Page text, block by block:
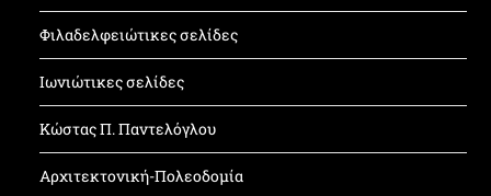
Φιλαδελφειώτικες σελίδες
Ιωνιώτικες σελίδες
Κώστας Π. Παντελόγλου
Αρχιτεκτονική-Πολεοδομία